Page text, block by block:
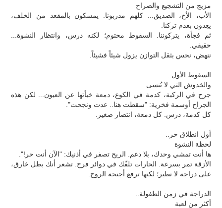
مزيج من التشجيع والصراخ
الأب، الأخ، الصديق... كلهم مدربونا. يمسكون بالمقعد من الخلف،
يعِدون بعدم تركنا.
ثم فجأة، يتركوننا. السقوط محتوم؛ لكنه درس، وانتظار النشوة...
حقيقي.
ننهض، نحس بثقل التوازن يزول شيئاً فشيئاً.
السقوط الأول..
والخدوش التي لا تُنسى
جرح في الركبة، كدمة في الكوع، دمعة خبأتها عن العيون... لكن هذه
الجراح أوسمة فخرية: "سقطت هنا.. عدت ونجحت".
كل كدمة، درس. كل دمعة، انتصار صغير.
أول انطلاق حر..
لحظة النشوة
ها أنت تمشي وحدك، بلا دعم. الريح تصفر في أذنيك: "الآن أنت حر!".
الأزقة تمر بسرعة. الحارات تلفّك في دوائر فرح. تشعر أنك بطل خارق،
على دراجة لا تطير؛ لكنها ترفع أجنحة الروح.
الدراجة في زمن الطفولة..
أكثر من لعبة